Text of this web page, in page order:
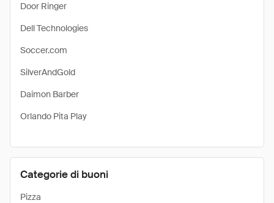
Door Ringer
Dell Technologies
Soccer.com
SilverAndGold
Daimon Barber
Orlando Pita Play
Categorie di buoni
Pizza